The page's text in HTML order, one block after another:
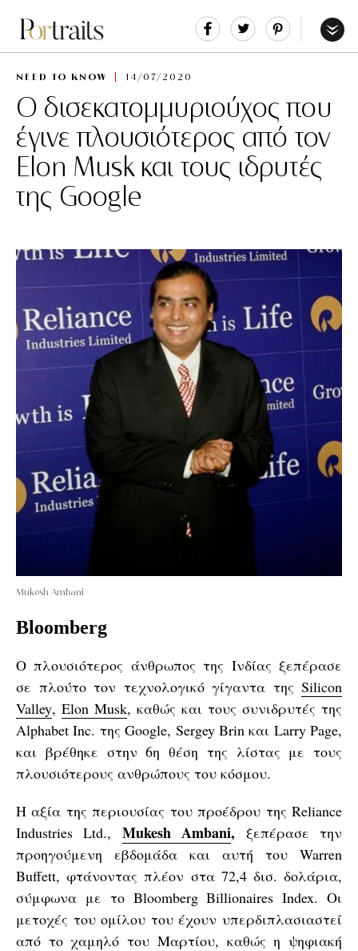
Share Tweet
NEED TO KNOW 14/07/2020
O δισεκατομμυριούχος που
έγινε πλουσιότερος από τον
Elon Musk και τους ιδρυτές
της Google
Mukesh Ambani
Bloomberg
Ο πλουσιότερος άνθρωπος της Ινδίας ξεπέρασε
σε πλούτο τον τεχνολογικό γίγαντα της Silicon
Valley, Elon Musk, καθώς και τους συνιδρυτές της
Alphabet Inc. της Google, Sergey Brin και Larry Page,
και βρέθηκε στην 6η θέση της λίστας με τους
πλουσιότερους ανθρώπους του κόσμου.
Η αξία της περιουσίας του προέδρου της Reliance
Industries Ltd., Mukesh Ambani, ξεπέρασε την
προηγούμενη εβδομάδα και αυτή του Warren
Buffett, φτάνοντας πλέον στα 72,4 δισ. δολάρια,
σύμφωνα με το Bloomberg Billionaires Index. Οι
μετοχές του ομίλου του έχουν υπερδιπλασιαστεί
από το χαμηλό του Μαρτίου, καθώς η ψηφιακή